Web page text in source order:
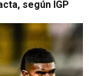
según IGP